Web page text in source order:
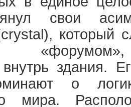
свои
который
внутрь здания.
о
мира.